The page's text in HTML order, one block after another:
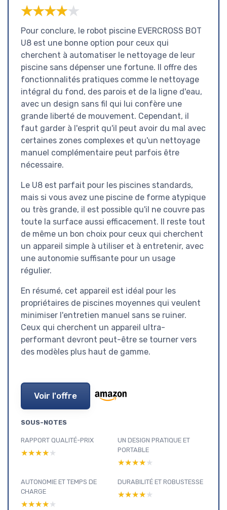
★★★★★
★★★★★
Pour conclure, le robot piscine EVERCROSS BOT
U8 est une bonne option pour ceux qui
cherchent à automatiser le nettoyage de leur
piscine sans dépenser une fortune. Il offre des
fonctionnalités pratiques comme le nettoyage
intégral du fond, des parois et de la ligne d'eau,
avec un design sans fil qui lui confère une
grande liberté de mouvement. Cependant, il
faut garder à l'esprit qu'il peut avoir du mal avec
certaines zones complexes et qu'un nettoyage
manuel complémentaire peut parfois être
nécessaire.
Le U8 est parfait pour les piscines standards,
mais si vous avez une piscine de forme atypique
ou très grande, il est possible qu'il ne couvre pas
toute la surface aussi efficacement. Il reste tout
de même un bon choix pour ceux qui cherchent
un appareil simple à utiliser et à entretenir, avec
une autonomie suffisante pour un usage
régulier.
En résumé, cet appareil est idéal pour les
propriétaires de piscines moyennes qui veulent
minimiser l'entretien manuel sans se ruiner.
Ceux qui cherchent un appareil ultra-
performant devront peut-être se tourner vers
des modèles plus haut de gamme.
Voir l'offre
SOUS-NOTES
RAPPORT QUALITÉ-PRIX
★★★★★
★★★★★
UN DESIGN PRATIQUE ET
PORTABLE
★★★★★
★★★★★
AUTONOMIE ET TEMPS DE
CHARGE
★★★★★
★★★★★
DURABILITÉ ET ROBUSTESSE
★★★★★
★★★★★